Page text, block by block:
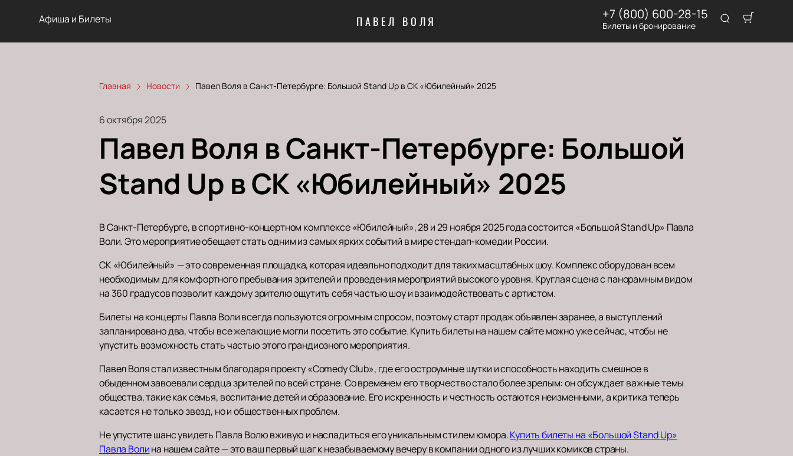
ПАВЕЛ ВОЛЯ
Афиша и Билеты +7 (800) 600-28-15
Билеты и бронирование
Главная Новости Павел Воля в Санкт-Петербурге: Большой Stand Up в СК «Юбилейный» 2025
6 октября 2025
Павел Воля в Санкт-Петербурге: Большой
Stand Up в СК «Юбилейный» 2025
В Санкт-Петербурге, в спортивно-концертном комплексе «Юбилейный», 28 и 29 ноября 2025 года состоится «Большой Stand Up» Павла
Воли. Это мероприятие обещает стать одним из самых ярких событий в мире стендап-комедии России.
СК «Юбилейный» — это современная площадка, которая идеально подходит для таких масштабных шоу. Комплекс оборудован всем
необходимым для комфортного пребывания зрителей и проведения мероприятий высокого уровня. Круглая сцена с панорамным видом
на 360 градусов позволит каждому зрителю ощутить себя частью шоу и взаимодействовать с артистом.
Билеты на концерты Павла Воли всегда пользуются огромным спросом, поэтому старт продаж объявлен заранее, а выступлений
запланировано два, чтобы все желающие могли посетить это событие. Купить билеты на нашем сайте можно уже сейчас, чтобы не
упустить возможность стать частью этого грандиозного мероприятия.
Павел Воля стал известным благодаря проекту «Comedy Club», где его остроумные шутки и способность находить смешное в
обыденном завоевали сердца зрителей по всей стране. Со временем его творчество стало более зрелым: он обсуждает важные темы
общества, такие как семья, воспитание детей и образование. Его искренность и честность остаются неизменными, а критика теперь
касается не только звезд, но и общественных проблем.
Не упустите шанс увидеть Павла Волю вживую и насладиться его уникальным стилем юмора.Купить билеты на «Большой Stand Up»
Павла Волина нашем сайте — это ваш первый шаг к незабываемому вечеру в компании одного из лучших комиков страны.